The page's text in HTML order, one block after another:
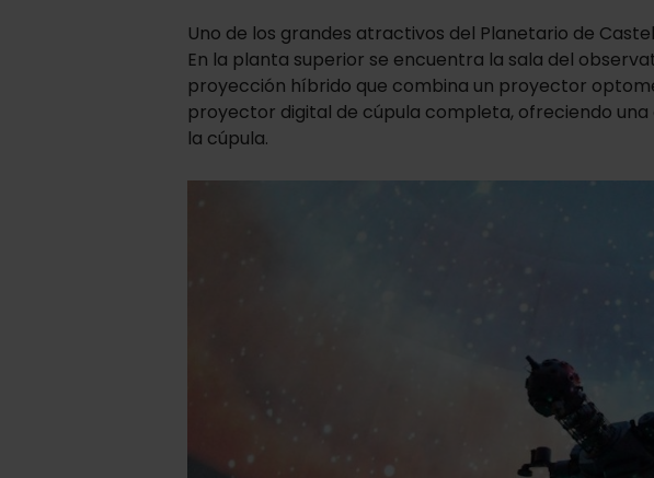
Uno de los grandes atractivos del Planetario de
En la planta superior se encuentra la sala del
proyección híbrido que combina un proyector
proyector digital de cúpula completa, ofreciendo
la cúpula.